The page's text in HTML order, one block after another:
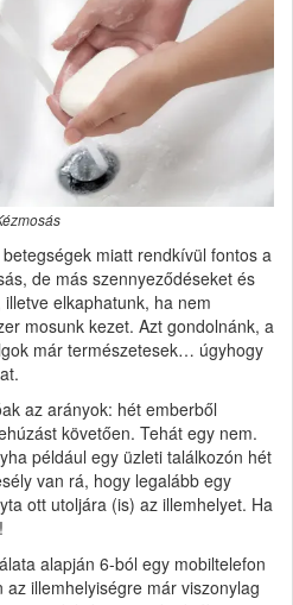
miatt rendkívül fontos a
de más szennyeződéseket és
elkaphatunk, ha nem
mosunk kezet. Azt gondolnánk, a
már természetesek… úgyhogy
az arányok: hét emberből
követően. Tehát egy nem.
például egy üzleti találkozón hét
van rá, hogy legalább egy
ott utoljára (is) az illemhelyet. Ha
alapján 6-ból egy mobiltelefon
illemhelyiségre már viszonylag